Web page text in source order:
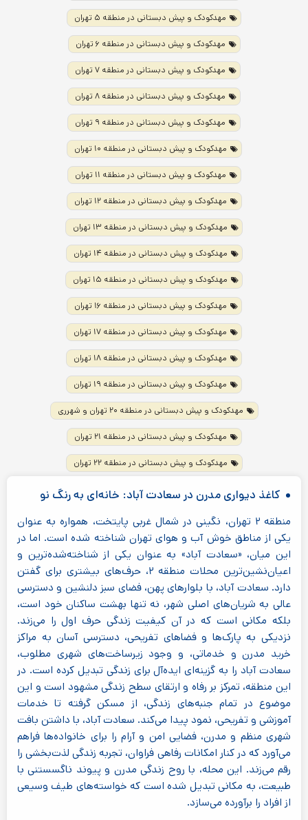
مهدکودک و پیش دبستانی در منطقه ۵ تهران
مهدکودک و پیش دبستانی در منطقه ۶ تهران
مهدکودک و پیش دبستانی در منطقه ۷ تهران
مهدکودک و پیش دبستانی در منطقه ۸ تهران
مهدکودک و پیش دبستانی در منطقه ۹ تهران
مهدکودک و پیش دبستانی در منطقه ۱۰ تهران
مهدکودک و پیش دبستانی در منطقه ۱۱ تهران
مهدکودک و پیش دبستانی در منطقه ۱۲ تهران
مهدکودک و پیش دبستانی در منطقه ۱۳ تهران
مهدکودک و پیش دبستانی در منطقه ۱۴ تهران
مهدکودک و پیش دبستانی در منطقه ۱۵ تهران
مهدکودک و پیش دبستانی در منطقه ۱۶ تهران
مهدکودک و پیش دبستانی در منطقه ۱۷ تهران
مهدکودک و پیش دبستانی در منطقه ۱۸ تهران
مهدکودک و پیش دبستانی در منطقه ۱۹ تهران
مهدکودک و پیش دبستانی در منطقه ۲۰ تهران و شهرری
مهدکودک و پیش دبستانی در منطقه ۲۱ تهران
مهدکودک و پیش دبستانی در منطقه ۲۲ تهران
کاغذ دیواری مدرن در سعادت آباد: خانه‌ای به رنگ نو
منطقه ۲ تهران، نگینی در شمال غربی پایتخت، همواره به عنوان
یکی از مناطق خوش آب و هوای تهران شناخته شده است. اما در
این میان، «سعادت آباد» به عنوان یکی از شناخته‌شده‌ترین و
اعیان‌نشین‌ترین محلات منطقه ۲، حرف‌های بیشتری برای گفتن
دارد. سعادت آباد، با بلوارهای پهن، فضای سبز دلنشین و دسترسی
عالی به شریان‌های اصلی شهر، نه تنها بهشت ساکنان خود است،
بلکه مکانی است که در آن کیفیت زندگی حرف اول را می‌زند.
نزدیکی به پارک‌ها و فضاهای تفریحی، دسترسی آسان به مراکز
خرید مدرن و خدماتی، و وجود زیرساخت‌های شهری مطلوب،
سعادت آباد را به گزینه‌ای ایده‌آل برای زندگی تبدیل کرده است. در
این منطقه، تمرکز بر رفاه و ارتقای سطح زندگی مشهود است و این
موضوع در تمام جنبه‌های زندگی، از مسکن گرفته تا خدمات
آموزشی و تفریحی، نمود پیدا می‌کند. سعادت آباد، با داشتن بافت
شهری منظم و مدرن، فضایی امن و آرام را برای خانواده‌ها فراهم
می‌آورد که در کنار امکانات رفاهی فراوان، تجربه زندگی لذت‌بخشی را
رقم می‌زند. این محله، با روح زندگی مدرن و پیوند ناگسستنی با
طبیعت، به مکانی تبدیل شده است که خواسته‌های طیف وسیعی
از افراد را برآورده می‌سازد.